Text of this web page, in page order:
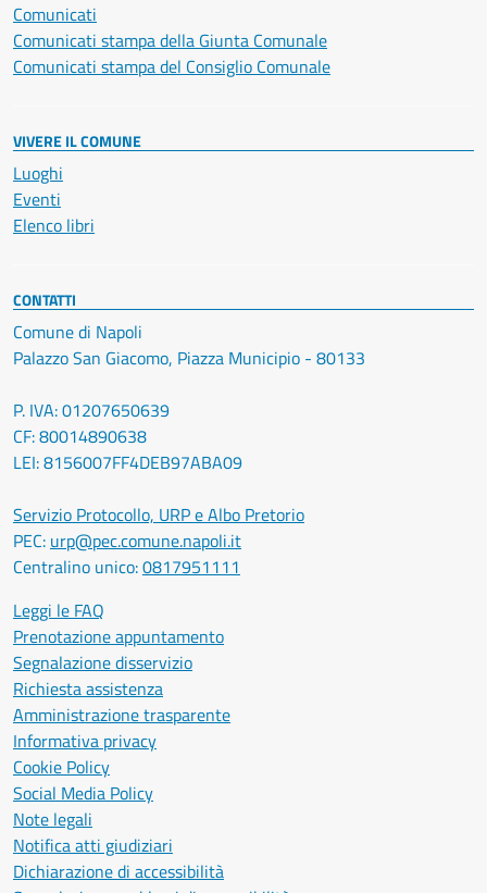
Comunicati
Comunicati stampa della Giunta Comunale
Comunicati stampa del Consiglio Comunale
VIVERE IL COMUNE
Luoghi
Eventi
Elenco libri
CONTATTI
Comune di Napoli
Palazzo San Giacomo, Piazza Municipio - 80133
P. IVA: 01207650639
CF: 80014890638
LEI: 8156007FF4DEB97ABA09
Servizio Protocollo, URP e Albo Pretorio
PEC: urp@pec.comune.napoli.it
Centralino unico:0817951111
Leggi le FAQ
Prenotazione appuntamento
Segnalazione disservizio
Richiesta assistenza
Amministrazione trasparente
Informativa privacy
Cookie Policy
Social Media Policy
Note legali
Notifica atti giudiziari
Dichiarazione di accessibilità